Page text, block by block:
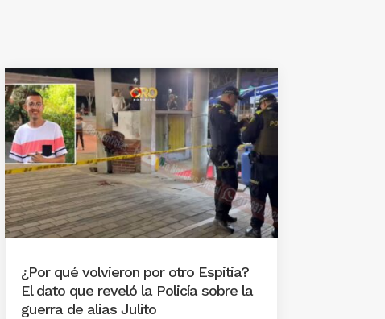
¿Por qué volvieron por otro Espitia?
El dato que reveló la Policía sobre la
guerra de alias Julito